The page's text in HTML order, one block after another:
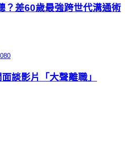
？差60歲最強跨世代溝通術
談影片「大聲離職」